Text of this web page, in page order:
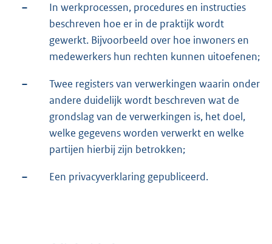
–
In werkprocessen, procedures en instructies
beschreven hoe er in de praktijk wordt
gewerkt. Bijvoorbeeld over hoe inwoners en
medewerkers hun rechten kunnen uitoefenen;
–
Twee registers van verwerkingen waarin onder
andere duidelijk wordt beschreven wat de
grondslag van de verwerkingen is, het doel,
welke gegevens worden verwerkt en welke
partijen hierbij zijn betrokken;
– Een privacyverklaring gepubliceerd.